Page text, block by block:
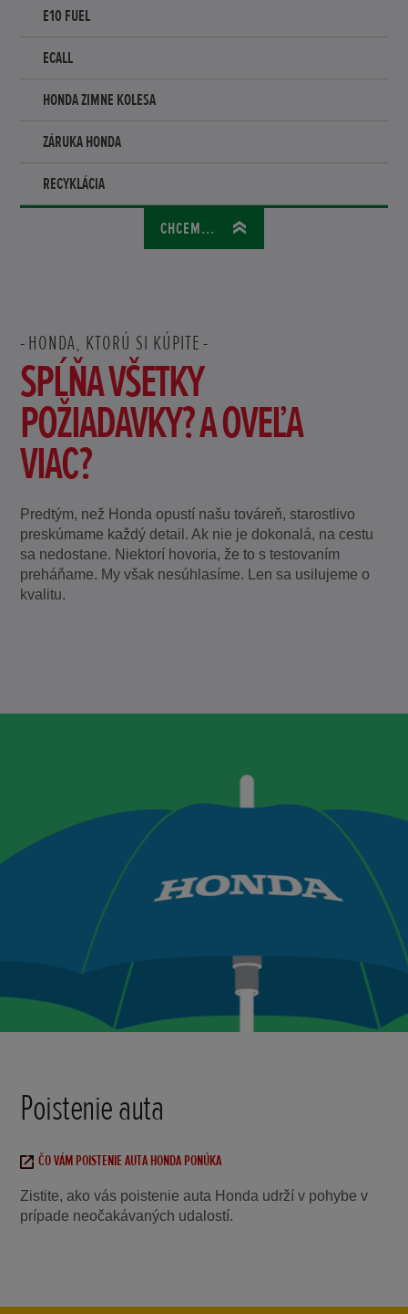
E10 FUEL
ECALL
HONDA ZIMNE KOLESA
ZÁRUKA HONDA
RECYKLÁCIA
CHCEM...
HONDA, KTORÚ SI KÚPITE
SPĹŇA VŠETKY
POŽIADAVKY? A OVEĽA
VIAC?
Predtým, než Honda opustí našu továreň, starostlivo
preskúmame každý detail. Ak nie je dokonalá, na cestu
sa nedostane. Niektorí hovoria, že to s testovaním
preháňame. My však nesúhlasíme. Len sa usilujeme o
kvalitu.
Poistenie auta
ČO VÁM POISTENIE AUTA HONDA PONÚKA
Zistite, ako vás poistenie auta Honda udrží v pohybe v
prípade neočakávaných udalostí.